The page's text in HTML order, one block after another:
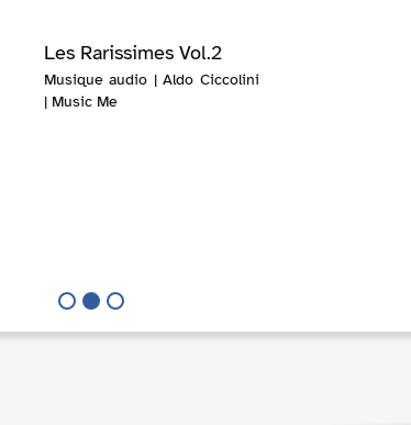
Les Rarissimes Vol.2
Musique audio | Aldo Ciccolini
| Music Me